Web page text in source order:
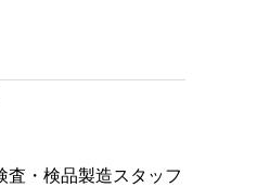
査・検品製造スタッフ